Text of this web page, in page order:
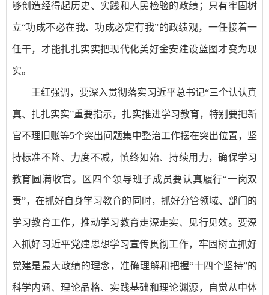
够创造经得起历史、实践和人民检验的政绩；只有牢固树
立“功成不必在我、功成必定有我”的政绩观，一任接着一
任干，才能扎扎实实把现代化美好金安建设蓝图才变为现
实。
王红强调，要深入贯彻落实习近平总书记“三个认认真
真、扎扎实实”重要指示，扎实推进学习教育，特别要把新
官不理旧账等5个突出问题集中整治工作摆在突出位置，坚
持标准不降、力度不减，慎终如始、持续用力，确保学习
教育圆满收官。区四个领导班子成员要认真履行“一岗双
责”，在抓好自身学习教育的同时，抓好分管领域、部门的
学习教育工作，推动学习教育走深走实、见行见效。要深
入抓好习近平党建思想学习宣传贯彻工作，牢固树立抓好
党建是最大政绩的理念，准确理解和把握“十四个坚持”的
科学内涵、理论品格、实践基础和理论渊源，自觉从中体